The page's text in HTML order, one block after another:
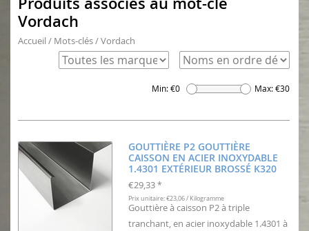
Vordach
Accueil / Mots-clés/Vordach
Min: €0 Max: €30
GOUTTIÈRE P2 GOUTTIÈRE
CAISSON EN ACIER INOXYDABLE
1.4301 EXTÉRIEUR BROSSÉ K320
€29,33 *
Prix unitaire: €23,06 / Kilogramme
Gouttière à caisson P2 à triple
tranchant, en acier inoxydable 1.4301 à